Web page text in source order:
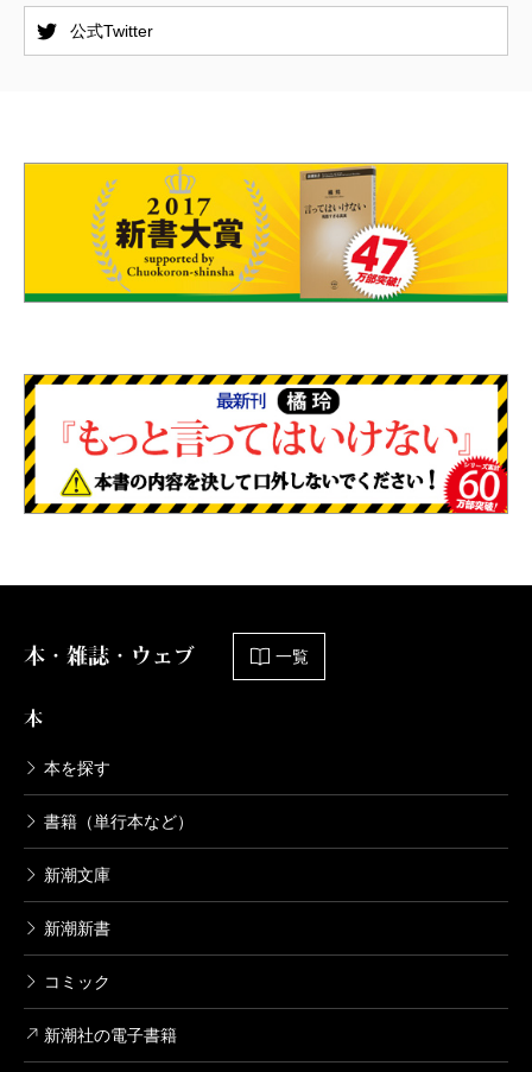
公式Twitter
本・雑誌・ウェブ 一覧
本
本を探す
書籍（単行本など）
新潮文庫
新潮新書
コミック
新潮社の電子書籍